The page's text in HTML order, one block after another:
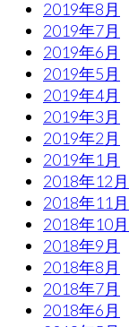
2019年8月
2019年7月
2019年6月
2019年5月
2019年4月
2019年3月
2019年2月
2019年1月
2018年12月
2018年11月
2018年10月
2018年9月
2018年8月
2018年7月
2018年6月